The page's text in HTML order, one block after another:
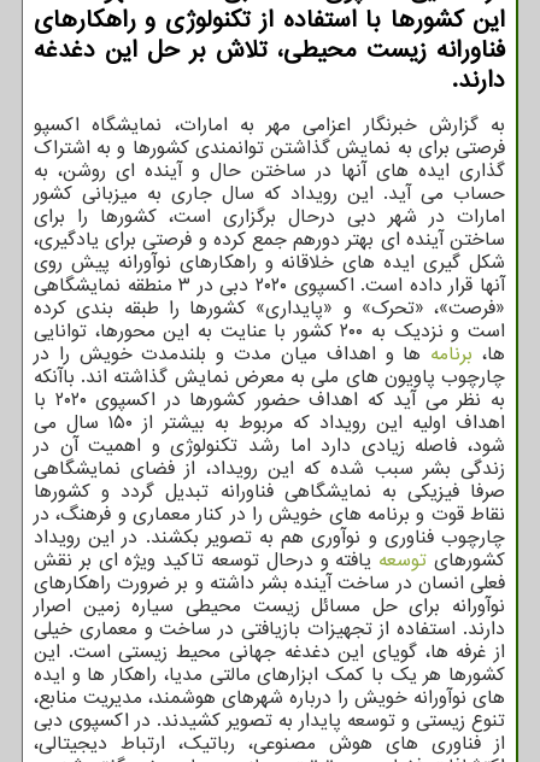
این کشورها با استفاده از تکنولوژی و راهکارهای
فناورانه زیست محیطی، تلاش بر حل این دغدغه
دارند.
به گزارش خبرنگار اعزامی مهر به امارات، نمایشگاه اکسپو
فرصتی برای به نمایش گذاشتن توانمندی کشورها و به اشتراک
گذاری ایده های آنها در ساختن حال و آینده ای روشن، به
حساب می آید. این رویداد که سال جاری به میزبانی کشور
امارات در شهر دبی درحال برگزاری است، کشورها را برای
ساختن آینده ای بهتر دورهم جمع کرده و فرصتی برای یادگیری،
شکل گیری ایده های خلاقانه و راهکارهای نوآورانه پیش روی
آنها قرار داده است. اکسپوی ۲۰۲۰ دبی در ۳ منطقه نمایشگاهی
«فرصت»، «تحرک» و «پایداری» کشورها را طبقه بندی کرده
است و نزدیک به ۲۰۰ کشور با عنایت به این محورها، توانایی
ها، برنامه ها و اهداف میان مدت و بلندمدت خویش را در
چارچوب پاویون های ملی به معرض نمایش گذاشته اند. باآنکه
به نظر می آید که اهداف حضور کشورها در اکسپوی ۲۰۲۰ با
اهداف اولیه این رویداد که مربوط به بیشتر از ۱۵۰ سال می
شود، فاصله زیادی دارد اما رشد تکنولوژی و اهمیت آن در
زندگی بشر سبب شده که این رویداد، از فضای نمایشگاهی
صرفا فیزیکی به نمایشگاهی فناورانه تبدیل گردد و کشورها
نقاط قوت و برنامه های خویش را در کنار معماری و فرهنگ، در
چارچوب فناوری و نوآوری هم به تصویر بکشند. در این رویداد
کشورهای توسعه یافته و درحال توسعه تاکید ویژه ای بر نقش
فعلی انسان در ساخت آینده بشر داشته و بر ضرورت راهکارهای
نوآورانه برای حل مسائل زیست محیطی سیاره زمین اصرار
دارند. استفاده از تجهیزات بازیافتی در ساخت و معماری خیلی
از غرفه ها، گویای این دغدغه جهانی محیط زیستی است. این
کشورها هر یک با کمک ابزارهای مالتی مدیا، راهکار ها و ایده
های نوآورانه خویش را درباره شهرهای هوشمند، مدیریت منابع،
تنوع زیستی و توسعه پایدار به تصویر کشیدند. در اکسپوی دبی
از فناوری های هوش مصنوعی، رباتیک، ارتباط دیجیتالی،